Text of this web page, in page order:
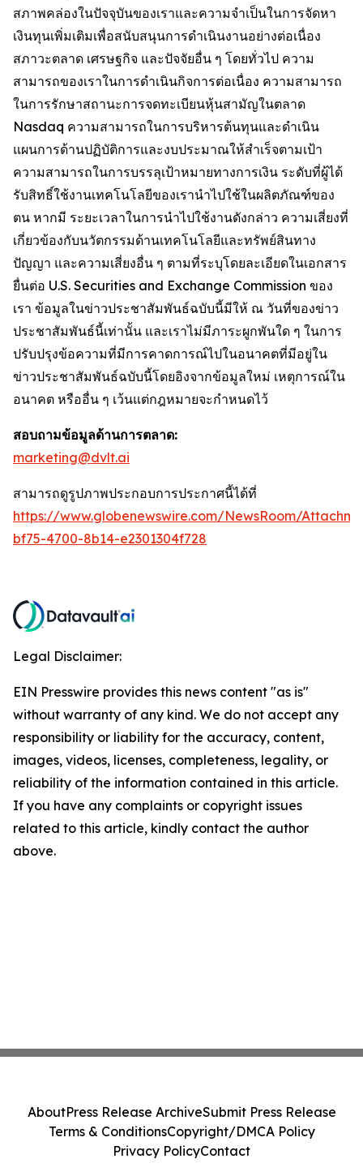
สภาพคล่องในปัจจุบันของเราและความจำเป็นในการจัดหา
เงินทุนเพิ่มเติมเพื่อสนับสนุนการดำเนินงานอย่างต่อเนื่อง
สภาวะตลาด เศรษฐกิจ และปัจจัยอื่น ๆ โดยทั่วไป ความ
สามารถของเราในการดำเนินกิจการต่อเนื่อง ความสามารถ
ในการรักษาสถานะการจดทะเบียนหุ้นสามัญในตลาด
Nasdaq ความสามารถในการบริหารต้นทุนและดำเนิน
แผนการด้านปฏิบัติการและงบประมาณให้สำเร็จตามเป้า
ความสามารถในการบรรลุเป้าหมายทางการเงิน ระดับที่ผู้ได้
รับสิทธิ์ใช้งานเทคโนโลยีของเรานำไปใช้ในผลิตภัณฑ์ของ
ตน หากมี ระยะเวลาในการนำไปใช้งานดังกล่าว ความเสี่ยงที่
เกี่ยวข้องกับนวัตกรรมด้านเทคโนโลยีและทรัพย์สินทาง
ปัญญา และความเสี่ยงอื่น ๆ ตามที่ระบุโดยละเอียดในเอกสาร
ยื่นต่อ U.S. Securities and Exchange Commission ของ
เรา ข้อมูลในข่าวประชาสัมพันธ์ฉบับนี้มีให้ ณ วันที่ของข่าว
ประชาสัมพันธ์นี้เท่านั้น และเราไม่มีภาระผูกพันใด ๆ ในการ
ปรับปรุงข้อความที่มีการคาดการณ์ไปในอนาคตที่มีอยู่ใน
ข่าวประชาสัมพันธ์ฉบับนี้โดยอิงจากข้อมูลใหม่ เหตุการณ์ใน
อนาคต หรืออื่น ๆ เว้นแต่กฎหมายจะกำหนดไว้
สอบถามข้อมูลด้านการตลาด:
marketing@dvlt.ai
สามารถดูรูปภาพประกอบการประกาศนี้ได้ที่
https://www.globenewswire.com/NewsRoom/
bf75-4700-8b14-e2301304f728
Legal Disclaimer:
EIN Presswire provides this news content "as is"
without warranty of any kind. We do not accept any
responsibility or liability for the accuracy, content,
images, videos, licenses, completeness, legality, or
reliability of the information contained in this article.
If you have any complaints or copyright issues
related to this article, kindly contact the author
above.
AboutPress Release ArchiveSubmit Press Release
Terms & ConditionsCopyright/DMCA Policy
Privacy PolicyContact